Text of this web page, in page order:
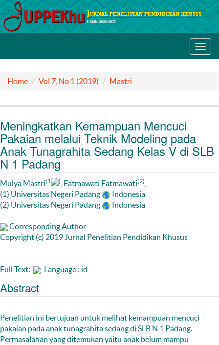
Home Vol 7, No 1 (2019) Mastri
Meningkatkan Kemampuan Mencuci
Pakaian melalui Teknik Modeling pada
Anak Tunagrahita Sedang Kelas V di SLB
N 1 Padang
Mulya Mastri(1 ) , Fatmawati Fatmawati(2)
(1) Universitas Negeri Padang
Indonesia
(2) Universitas Negeri Padang
Indonesia
Corresponding Author
Copyright (c) 2019 Jurnal Penelitian Pendidikan Khusus
Full Text: Language : id
Abstract
Penelitian ini bertujuan untuk melihat kemampuan mencuci
pakaian pada anak tunagrahita sedang di SLB N 1 Padang.
Permasalahan yang ditemukan yaitu anak belum mampu